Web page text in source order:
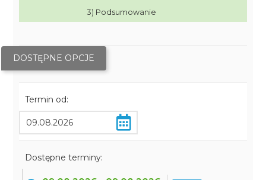
3) Podsumowanie
DOSTĘPNE OPCJE
Termin od:
Dostępne terminy: